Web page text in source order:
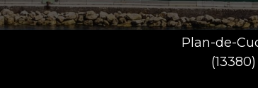
Plan-de-
(13380)